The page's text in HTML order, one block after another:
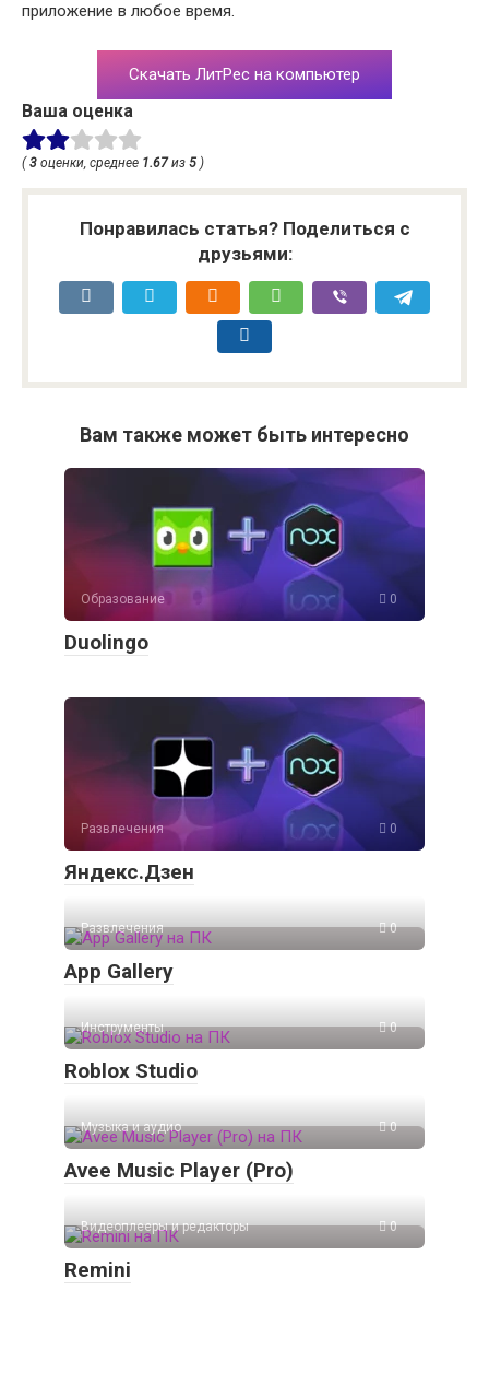
приложение в любое время.
Скачать ЛитРес на компьютер
Ваша оценка
( 3 оценки, среднее 1.67из 5 )
Понравилась статья? Поделиться с
друзьями:
Вам также может быть интересно
Образование 0
Duolingo
Развлечения 0
Яндекс.Дзен
Развлечения 0
App Gallery
Инструменты 0
Roblox Studio
Музыка и аудио 0
Avee Music Player (Pro)
Видеоплееры и редакторы 0
Remini